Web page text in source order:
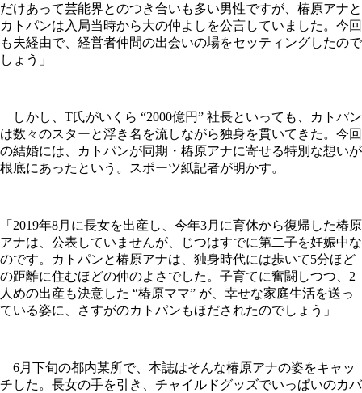
だけあって芸能界とのつき合いも多い男性ですが、椿原アナと
カトパンは入局当時から大の仲よしを公言していました。今回
も夫経由で、経営者仲間の出会いの場をセッティングしたので
しょう」
しかし、T氏がいくら “2000億円” 社長といっても、カトパン
は数々のスターと浮き名を流しながら独身を貫いてきた。今回
の結婚には、カトパンが同期・椿原アナに寄せる特別な想いが
根底にあったという。スポーツ紙記者が明かす。
「2019年8月に長女を出産し、今年3月に育休から復帰した椿原
アナは、公表していませんが、じつはすでに第二子を妊娠中な
のです。カトパンと椿原アナは、独身時代には歩いて5分ほど
の距離に住むほどの仲のよさでした。子育てに奮闘しつつ、2
人めの出産も決意した “椿原ママ” が、幸せな家庭生活を送っ
ている姿に、さすがのカトパンもほだされたのでしょう」
6月下旬の都内某所で、本誌はそんな椿原アナの姿をキャッ
チした。長女の手を引き、チャイルドグッズでいっぱいのカバ